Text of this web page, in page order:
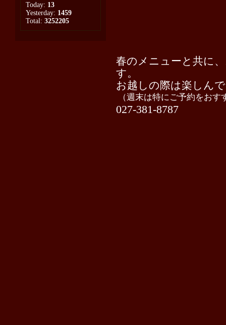
春のメニューと共に
す。
お越しの際は楽しん
（週末は特にご予約をお
027-381-8787
Today: 13
Yesterday: 1459
Total: 3252205